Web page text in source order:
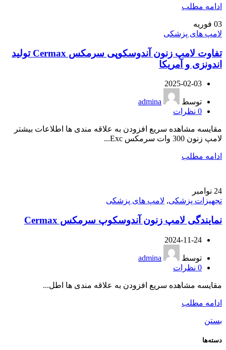
ادامه مطلب
03 فوریه
لامپ های پزشکی
تفاوت لامپ زنون آندوسکوپی سرمکس Cermax تولید
اندونزی و آمریکا
2025-02-03
توسط
admina
0 نظرات
مقایسه مشاهده سریع افزودن به علاقه مندی ها اطلاعات بیشتر
لامپ زنون 300 وات سرمکس Exc...
ادامه مطلب
24 نوامبر
تجهیزات پزشکی, لامپ های پزشکی
نمایندگی لامپ زنون آندوسکوپ سرمکس Cermax
2024-11-24
توسط
admina
0 نظرات
مقایسه مشاهده سریع افزودن به علاقه مندی ها اطل...
ادامه مطلب
بستن
دسته‌ها